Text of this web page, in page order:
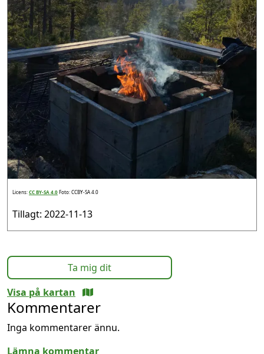
Licens:CC BY-SA 4.0Foto: CCBY-SA 4.0
Tillagt: 2022-11-13
Ta mig dit
Visa på kartan
Kommentarer
Inga kommentarer ännu.
Lämna kommentar